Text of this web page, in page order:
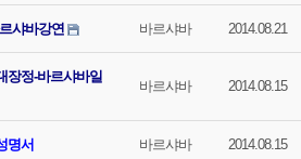
샤바강연 바르샤바 2014.08.21
장정-바르샤바일
바르샤바 2014.08.15
명서 바르샤바 2014.08.15